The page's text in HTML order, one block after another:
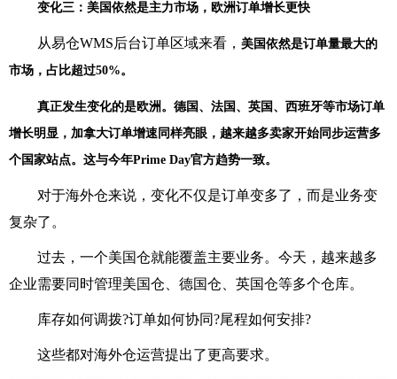
变化三：美国依然是主力市场，欧洲订单增长更快
从易仓WMS后台订单区域来看， 美国依然是订单量最大的
市场，占比超过50%。
真正发生变化的是欧洲。德国、法国、英国、西班牙等市场订单
增长明显，加拿大订单增速同样亮眼， 越来越多卖家开始同步运营多
个国家站点。这与今年Prime Day官方趋势一致。
对于海外仓来说，变化不仅是订单变多了，而是业务变
复杂了。
过去，一个美国仓就能覆盖主要业务。今天，越来越多
企业需要同时管理美国仓、德国仓、英国仓等多个仓库。
库存如何调拨?订单如何协同?尾程如何安排?
这些都对海外仓运营提出了更高要求。